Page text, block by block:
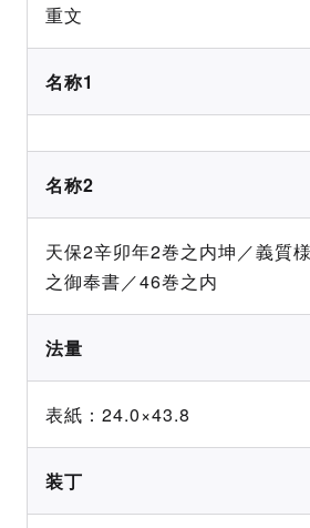
重文
名称1
名称2
天保2辛卯年2巻之内坤／義質
之御奉書／46巻之内
法量
表紙：24.0×43.8
装丁